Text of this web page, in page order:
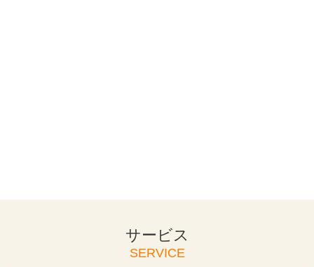
サービス
SERVICE